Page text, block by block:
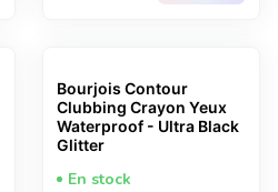
Bourjois Contour
Clubbing Crayon Yeux
Waterproof - Ultra Black
Glitter
En stock